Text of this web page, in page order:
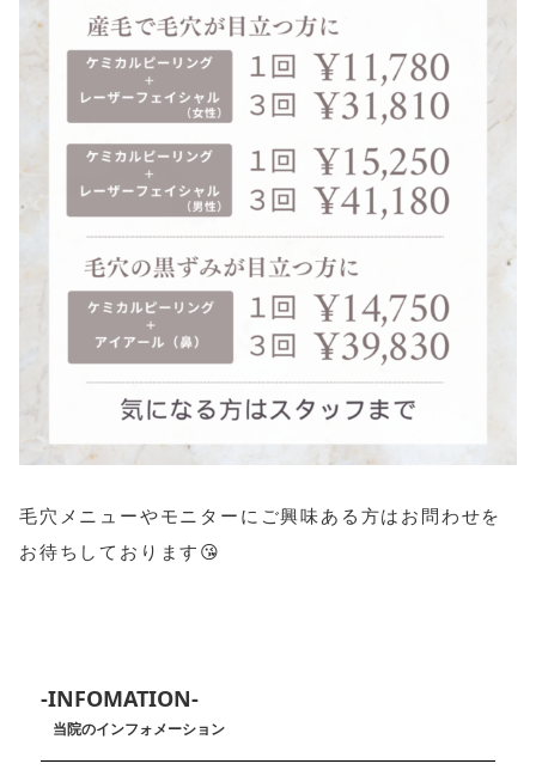
毛穴メニューやモニターにご興味ある方はお問わせを
お待ちしております😘
-INFOMATION-
当院のインフォメーション